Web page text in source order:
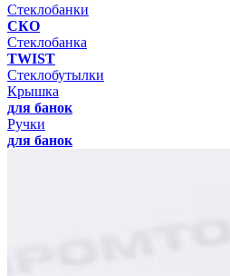
Стеклобанки
СКО
Стеклобанка
TWIST
Стеклобутылки
Крышка
для банок
Ручки
для банок